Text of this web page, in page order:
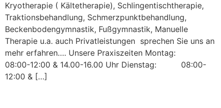
Kryotherapie ( Kältetherapie), Schlingentischtherapie,
Traktionsbehandlung, Schmerzpunktbehandlung,
Beckenbodengymnastik, Fußgymnastik, Manuelle
Therapie u.a. auch Privatleistungen sprechen Sie uns an
mehr erfahren…. Unsere Praxiszeiten Montag:
08:00-12:00 & 14.00-16.00 Uhr Dienstag: 08:00-
12:00 & […]